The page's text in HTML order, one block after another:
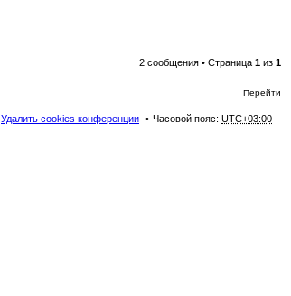
2 сообщения • Страница 1 из 1
Перейти
Часовой пояс: UTC+03:00
Удалить cookies конференции